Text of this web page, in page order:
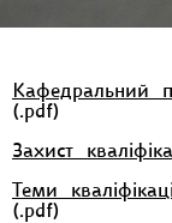
(.pdf)
(.pdf)